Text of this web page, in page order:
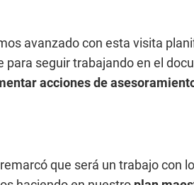
avanzado con esta visita
para seguir trabajando en el
acciones de
que será un trabajo con